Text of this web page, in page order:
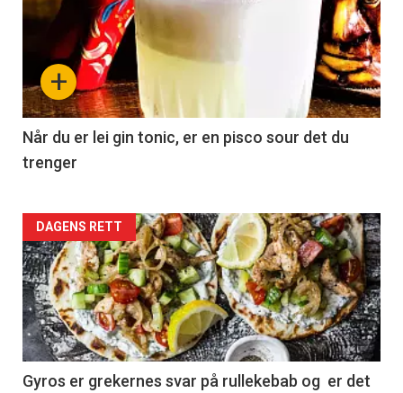
+
Når du er lei gin tonic, er en pisco sour det du
trenger
Forsiden
akkurat
nå
-
2
DAGENS RETT
Gyros er grekernes svar på rullekebab og er det